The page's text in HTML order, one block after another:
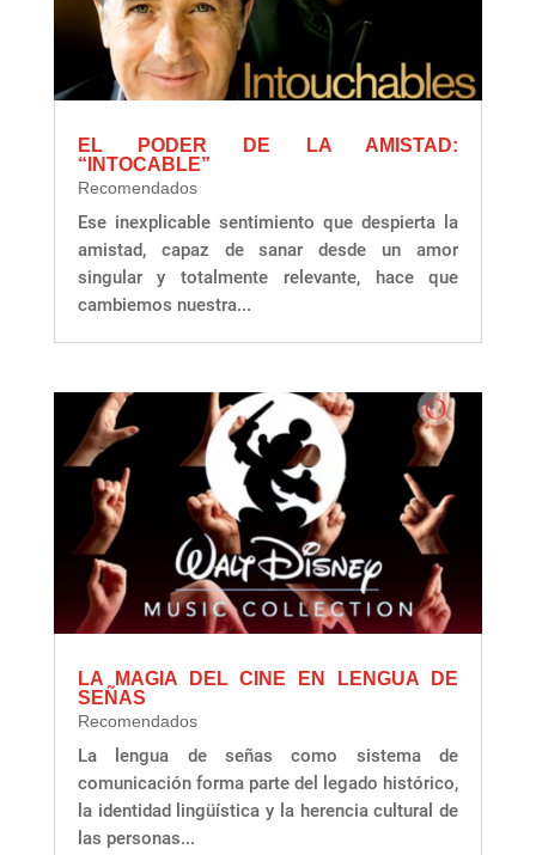
EL PODER DE LA AMISTAD:
“INTOCABLE”
Recomendados
Ese inexplicable sentimiento que despierta la
amistad, capaz de sanar desde un amor
singular y totalmente relevante, hace que
cambiemos nuestra...
LA MAGIA DEL CINE EN LENGUA DE
SEÑAS
Recomendados
La lengua de señas como sistema de
comunicación forma parte del legado histórico,
la identidad lingüística y la herencia cultural de
las personas...